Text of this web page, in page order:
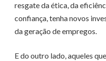
resgate da ética, da
confiança, tenha novos
da geração de empregos.
E do outro lado, aqueles